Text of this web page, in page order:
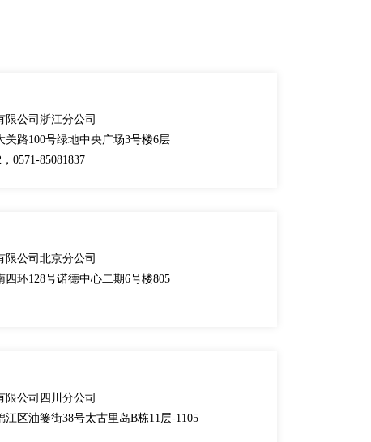
限公司浙江分公司
关路100号绿地中央广场3号楼6层
0571-85081837
限公司北京分公司
四环128号诺德中心二期6号楼805
限公司四川分公司
江区油篓街38号太古里岛B栋11层-1105